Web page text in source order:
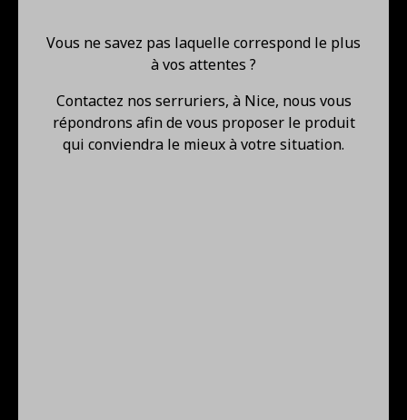
Vous ne savez pas laquelle correspond le plus
à vos attentes ?
Contactez nos serruriers, à Nice, nous vous
répondrons afin de vous proposer le produit
qui conviendra le mieux à votre situation.